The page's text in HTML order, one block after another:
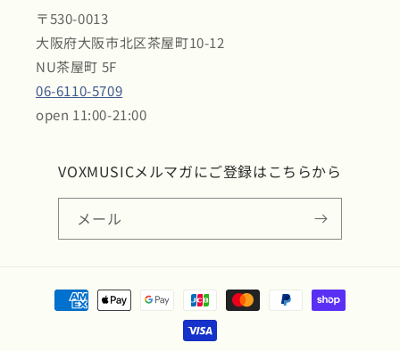
〒530-0013
大阪府大阪市北区茶屋町10-12
NU茶屋町 5F
06-6110-5709
open 11:00-21:00
VOXMUSICメルマガにご登録はこちらから
メール